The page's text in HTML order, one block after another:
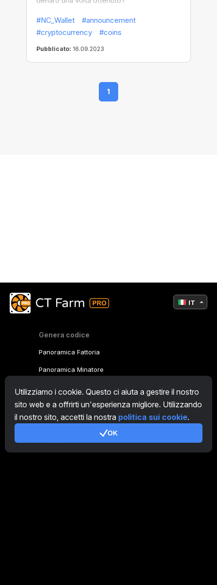
#NC_Wallet
#announcement
#cryptocurrency
#coins
Pubblicato: 16.09.2023
1
Utilizziamo i cookie. Questo ci aiuta a gestire il nostro
sito web e a offrirti un'esperienza migliore. Utilizzando
il nostro sito, accetti la nostra politica sui cookie.
OK
Genera codice
Panoramica Fattoria
Panoramica Minatore
CryptoTab
Programma Affiliato
Condizioni d'uso
IT